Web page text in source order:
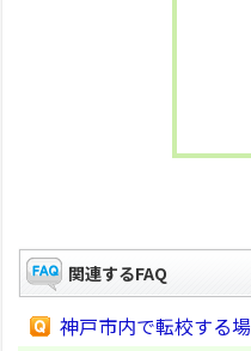
関連するFAQ
神戸市内で転校する